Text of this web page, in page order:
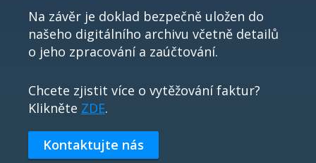
Na závěr je doklad bezpečně uložen do
našeho digitálního archivu včetně detailů
o jeho zpracování a zaúčtování.
Chcete zjistit více o vytěžování faktur?
Klikněte ZDE.
Kontaktujte nás